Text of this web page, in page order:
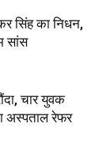
सिंह का निधन,
सांस
चार युवक
अस्पताल रेफर